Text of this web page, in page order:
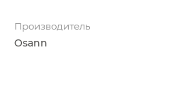
Производитель
Osann